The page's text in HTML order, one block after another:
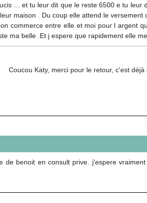
... et tu leur dit que le reste 6500 e tu
maison . Du coup elle attend le
commerce entre elle et moi pour l argent
ma belle .Et j espere que rapidement elle
Coucou Katy, merci pour le retour, c'est
de benoit en consult prive. j'espere